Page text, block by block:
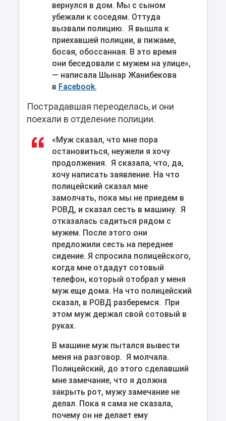
вернулся в дом. Мы с сыном
убежали к соседям. Оттуда
вызвали полицию. Я вышла к
приехавшей полиции, в пижаме,
босая, обоссанная. В это время
они беседовали с мужем на улице»,
— написала Шынар Жанибекова
в Facebook.
Пострадавшая переоделась, и они
поехали в отделение полиции.
«Муж сказал, что мне пора
остановиться, неужели я хочу
продолжения. Я сказала, что, да,
хочу написать заявление. На что
полицейский сказал мне
замолчать, пока мы не приедем в
РОВД, и сказал сесть в машину. Я
отказалась садиться рядом с
мужем. После этого они
предложили сесть на переднее
сидение. Я спросила полицейского,
когда мне отдадут сотовый
телефон, который отобрал у меня
муж еще дома. На что полицейский
сказал, в РОВД разберемся. При
этом муж держал свой сотовый в
руках.
В машине муж пытался вывести
меня на разговор. Я молчала.
Полицейский, до этого сделавший
мне замечание, что я должна
закрыть рот, мужу замечание не
делал. Пока я сама не сказала,
почему он не делает ему